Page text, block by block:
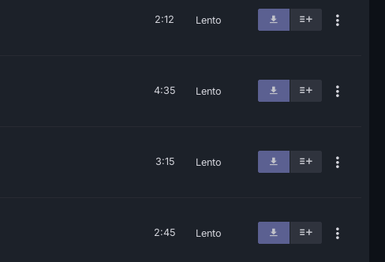
2:12 Lento
4:35 Lento
3:15 Lento
2:45 Lento